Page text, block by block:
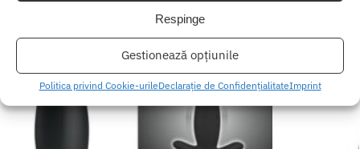
Respinge
Gestionează opțiunile
Politica privind Cookie-urileDeclarație de ConfidențialitateImprint